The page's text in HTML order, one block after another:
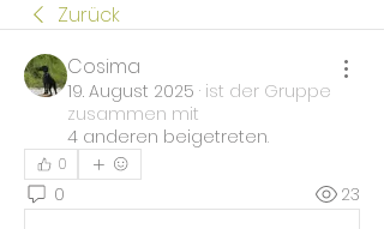
Zurück
Cosima
19. August 2025 · ist der Gruppe
zusammen mit
4 anderen beigetreten.
0
0 23